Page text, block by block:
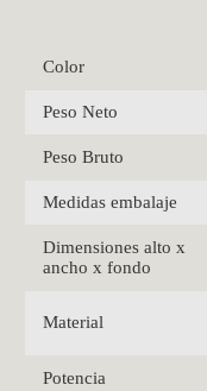
Color
Peso Neto
Peso Bruto
Medidas embalaje
Dimensiones alto x
ancho x fondo
Material
Potencia